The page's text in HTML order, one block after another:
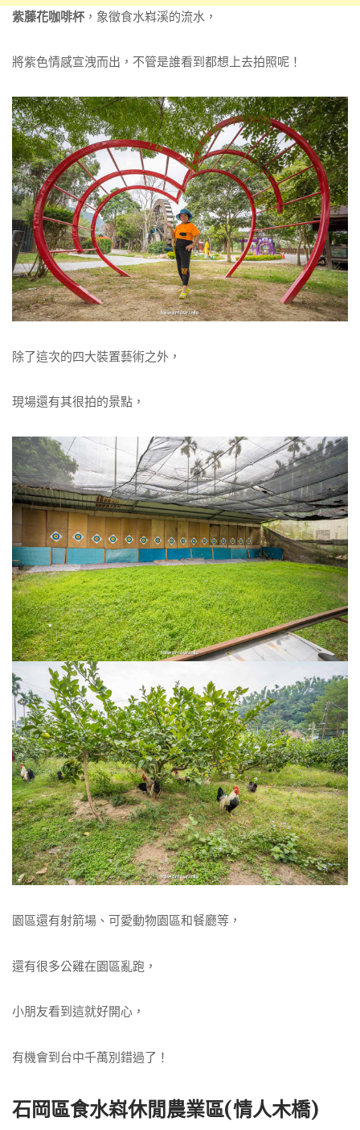
紫藤花咖啡杯 ，象徵食水嵙溪的流水，
將紫色情感宣洩而出，不管是誰看到都想上去拍照呢！
除了這次的四大裝置藝術之外，
現場還有其很拍的景點，
園區還有射箭場、可愛動物園區和餐廳等，
還有很多公雞在園區亂跑，
小朋友看到這就好開心，
有機會到台中千萬別錯過了！
石岡區食水嵙休閒農業區(情人木橋)